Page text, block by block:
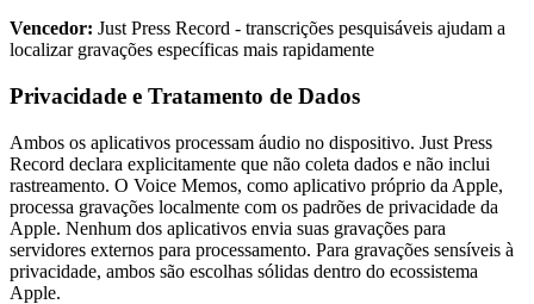
Vencedor: Just Press Record - transcrições pesquisáveis ajudam a
localizar gravações específicas mais rapidamente
Privacidade e Tratamento de Dados
Ambos os aplicativos processam áudio no dispositivo. Just Press
Record declara explicitamente que não coleta dados e não inclui
rastreamento. O Voice Memos, como aplicativo próprio da Apple,
processa gravações localmente com os padrões de privacidade da
Apple. Nenhum dos aplicativos envia suas gravações para
servidores externos para processamento. Para gravações sensíveis à
privacidade, ambos são escolhas sólidas dentro do ecossistema
Apple.